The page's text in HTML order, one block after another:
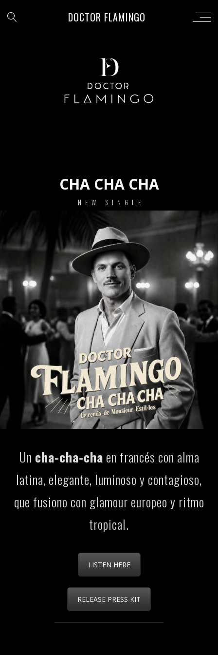
DOCTOR FLAMINGO
CHA CHA CHA
NEW SINGLE
Un cha-cha-cha en francés con alma
latina, elegante, luminoso y contagioso,
que fusiono con glamour europeo y ritmo
tropical.
LISTEN HERE
RELEASE PRESS KIT